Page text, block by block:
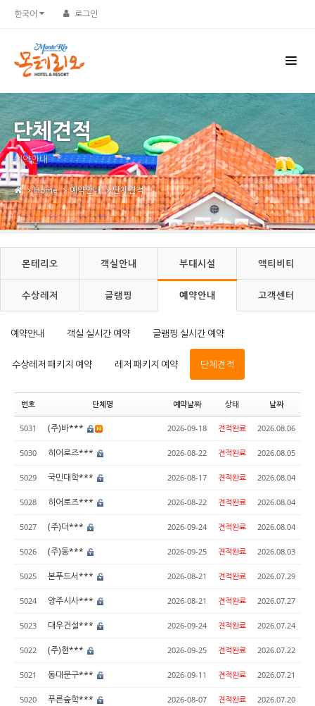
한국어 로그인
단체견적
예약안내
Home 예약안내 단체견적
몬테리오 객실안내 부대시설 액티비티
수상레저 글램핑 예약안내 고객센터
예약안내 객실 실시간 예약 글램핑 실시간 예약
수상레저 패키지 예약 레저 패키지 예약 단체견적
번호 단체명 예약날짜 상태 날짜
5031 (주)바*** 2026-09-18 견적완료 2026.08.06
5030 히어로즈*** 2026-08-22 견적완료 2026.08.05
5029 국민대학*** 2026-08-17 견적완료 2026.08.04
5028 히어로즈*** 2026-08-22 견적완료 2026.08.04
5027 (주)더*** 2026-09-24 견적완료 2026.08.04
5026 (주)동*** 2026-09-25 견적완료 2026.08.03
5025 본푸드서*** 2026-08-21 견적완료 2026.07.29
5024 양주시사*** 2026-08-21 견적완료 2026.07.27
5023 대우건설*** 2026-09-24 견적완료 2026.07.24
5022 (주)현*** 2026-09-25 견적완료 2026.07.22
5021 동대문구*** 2026-09-11 견적완료 2026.07.21
5020 푸른숲학*** 2026-08-07 견적완료 2026.07.20
Sketchbook5, 스케치북5